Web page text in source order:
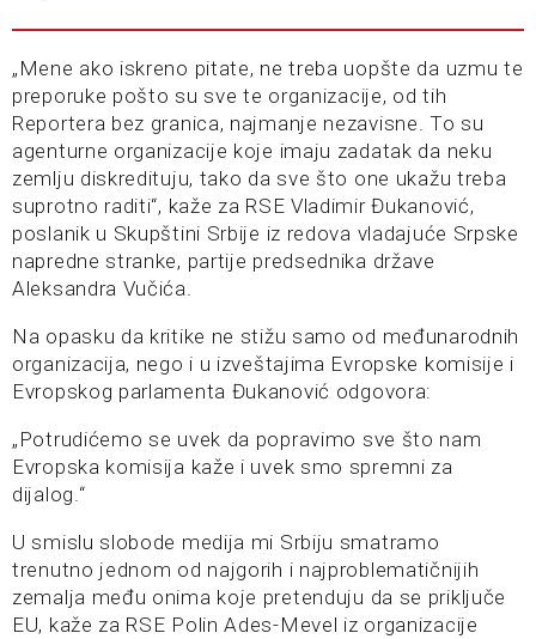
„Mene ako iskreno pitate, ne treba uopšte da uzmu te
preporuke pošto su sve te organizacije, od tih
Reportera bez granica, najmanje nezavisne. To su
agenturne organizacije koje imaju zadatak da neku
zemlju diskredituju, tako da sve što one ukažu treba
suprotno raditi“, kaže za RSE Vladimir Đukanović,
poslanik u Skupštini Srbije iz redova vladajuće Srpske
napredne stranke, partije predsednika države
Aleksandra Vučića.
Na opasku da kritike ne stižu samo od međunarodnih
organizacija, nego i u izveštajima Evropske komisije i
Evropskog parlamenta Đukanović odgovora:
„Potrudićemo se uvek da popravimo sve što nam
Evropska komisija kaže i uvek smo spremni za
dijalog.“
U smislu slobode medija mi Srbiju smatramo
trenutno jednom od najgorih i najproblematičnijih
zemalja među onima koje pretenduju da se priključe
EU, kaže za RSE Polin Ades-Mevel iz organizacije